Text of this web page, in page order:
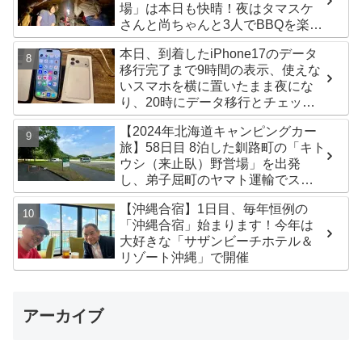
場」は本日も快晴！夜はタマスケ
さんと尚ちゃんと3人でBBQを楽し
みました♪
本日、到着したiPhone17のデータ
移行完了まで9時間の表示、使えな
いスマホを横に置いたまま夜にな
り、20時にデータ移行とチェック
が無事完了！午後からの写真がほ
ぼありません^^;
【2024年北海道キャンピングカー
旅】58日目 8泊した釧路町の「キト
ウシ（来止臥）野営場」を出発
し、弟子屈町のヤマト運輸でステ
ッカー受け取り！今日は北見市の
無料キャンプ場「つつじ公園キャ
ンプ場」まで
【沖縄合宿】1日目、毎年恒例の
「沖縄合宿」始まります！今年は
大好きな「サザンビーチホテル＆
リゾート沖縄」で開催
アーカイブ